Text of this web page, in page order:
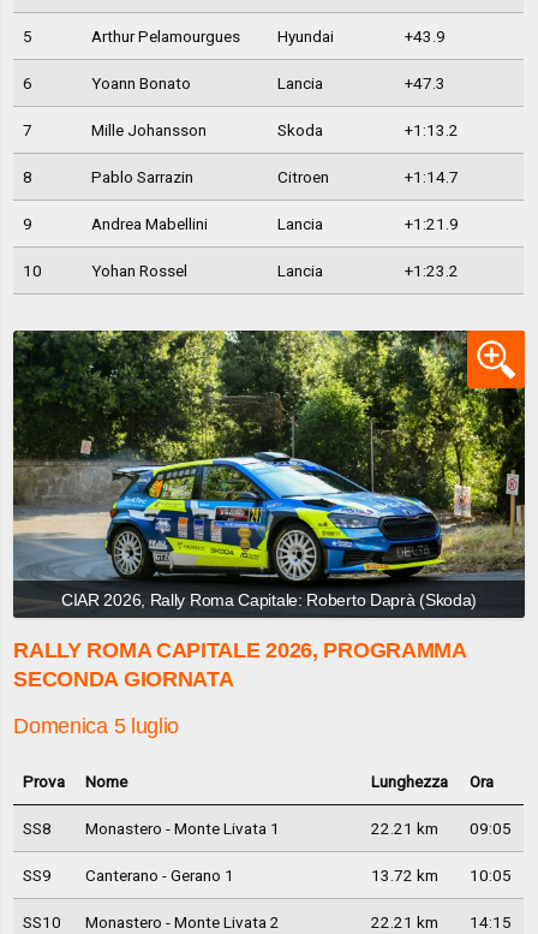
5 Arthur Pelamourgues Hyundai +43.9
6 Yoann Bonato Lancia +47.3
7 Mille Johansson Skoda +1:13.2
8 Pablo Sarrazin Citroen +1:14.7
9 Andrea Mabellini Lancia +1:21.9
10 Yohan Rossel Lancia +1:23.2
CIAR 2026, Rally Roma Capitale: Roberto Daprà (Skoda)
RALLY ROMA CAPITALE 2026, PROGRAMMA
SECONDA GIORNATA
Domenica 5 luglio
Prova Nome Lunghezza Ora
SS8 Monastero - Monte Livata 1 22.21 km 09:05
SS9 Canterano - Gerano 1 13.72 km 10:05
SS10 Monastero - Monte Livata 2 22.21 km 14:15